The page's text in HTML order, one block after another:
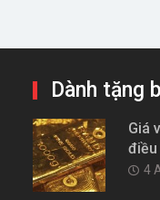
Dành tặng
Giá
điều
4